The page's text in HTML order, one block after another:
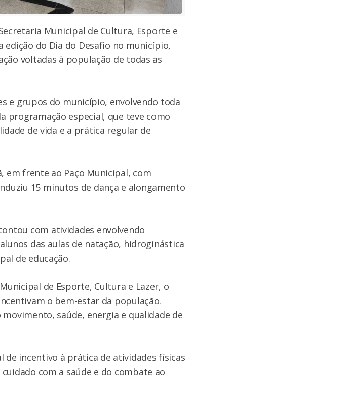
Municipal de Cultura, Esporte e
edição do Dia do Desafio no município,
voltadas à população de todas as
e grupos do município, envolvendo toda
programação especial, que teve como
de vida e a prática regular de
em frente ao Paço Municipal, com
15 minutos de dança e alongamento
com atividades envolvendo
das aulas de natação, hidroginástica
de educação.
de Esporte, Cultura e Lazer, o
o bem-estar da população.
saúde, energia e qualidade de
de incentivo à prática de atividades físicas
com a saúde e do combate ao